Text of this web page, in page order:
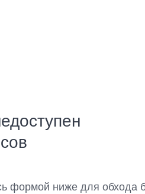
формой ниже для обхода